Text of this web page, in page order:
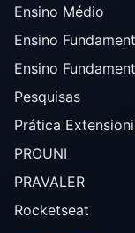
Ensino Médio
Ensino
Ensino
Pesquisas
Prática
PROUNI
PRAVALER
Rocketseat